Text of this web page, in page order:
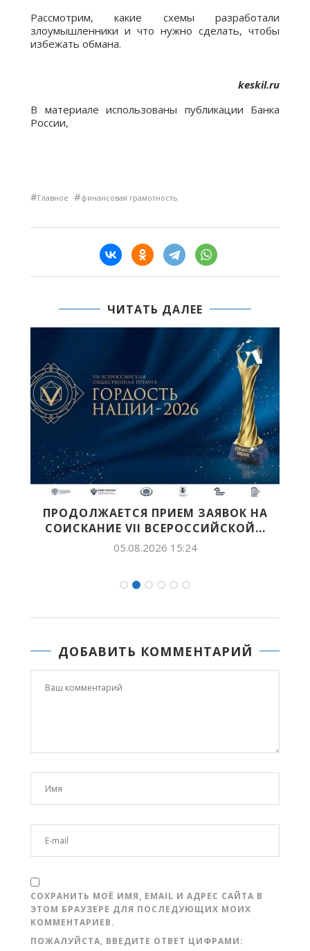
Рассмотрим, какие схемы разработали
злоумышленники и что нужно сделать, чтобы
избежать обмана.
keskil.ru
В материале использованы публикации Банка
России,
#Главное #финансовая грамотность
ЧИТАТЬ ДАЛЕЕ
ПРОДОЛЖАЕТСЯ ПРИЕМ ЗАЯВОК НА
СОИСКАНИЕ VII ВСЕРОССИЙСКОЙ...
05.08.2026 15:24
ДОБАВИТЬ КОММЕНТАРИЙ
СОХРАНИТЬ МОЁ ИМЯ, EMAIL И АДРЕС САЙТА В
ЭТОМ БРАУЗЕРЕ ДЛЯ ПОСЛЕДУЮЩИХ МОИХ
КОММЕНТАРИЕВ.
ПОЖАЛУЙСТА, ВВЕДИТЕ ОТВЕТ ЦИФРАМИ: